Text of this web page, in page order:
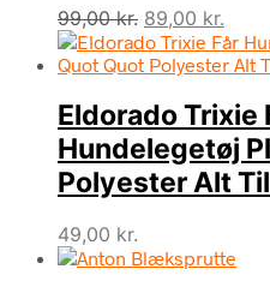
99,00kr. Den
oprindelige
pris
99,00 kr..
89,00 kr.
pris
Eldorado Trixie
Hundelegetøj
Polyester Alt
49,00 kr.